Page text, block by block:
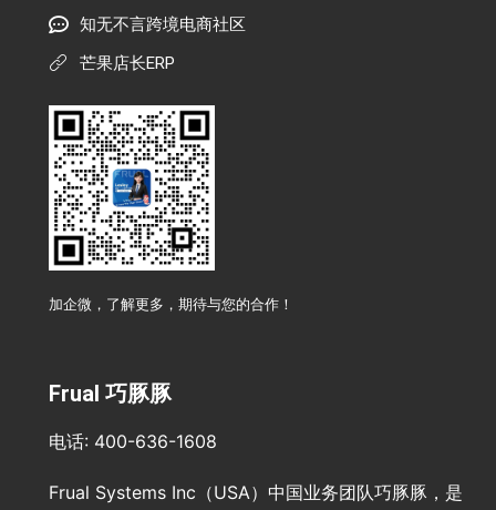
知无不言跨境电商社区
芒果店长ERP
加企微，了解更多，期待与您的合作！
Frual 巧豚豚
电话: 400-636-1608
Frual Systems Inc（USA）中国业务团队巧豚豚，是